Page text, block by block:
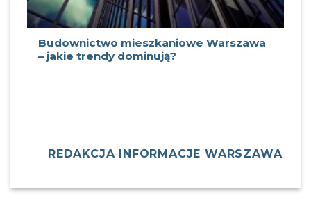
Budownictwo mieszkaniowe Warszawa
– jakie trendy dominują?
REDAKCJA INFORMACJE WARSZAWA